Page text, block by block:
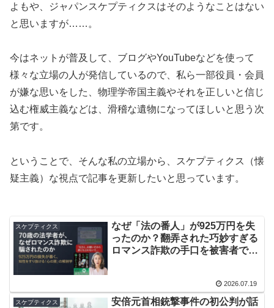
よもや、ジャパンスケプティクスはそのようなことはない
と思いますが……。
今はネットが普及して、ブログやYouTubeなどを使って
様々な立場の人が発信しているので、私ら一部役員・会員
が嫌な思いをした、物理学帝国主義やそれを正しいと信じ
込む権威主義などは、滑稽な遺物になってほしいと思う次
第です。
ということで、そんな私の立場から、スケプティクス（懐
疑主義）な視点で記事を更新したいと思っています。
スケプティクス
なぜ「法の番人」が925万円を失
ったのか？翻弄された巧妙すぎる
ロマンス詐欺の手口を被害者であ
2026.07.19
スケプティクス
安倍元首相銃撃事件の初公判が話